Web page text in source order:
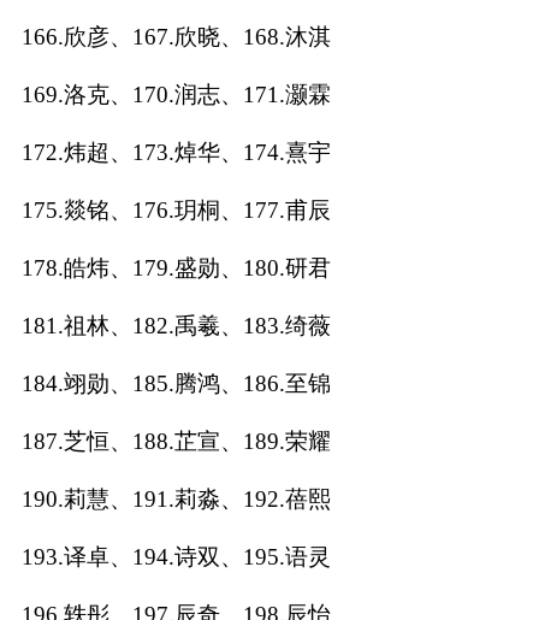
166.欣彦、167.欣晓、168.沐淇
169.洛克、170.润志、171.灏霖
172.炜超、173.焯华、174.熹宇
175.燚铭、176.玥桐、177.甫辰
178.皓炜、179.盛勋、180.研君
181.祖林、182.禹羲、183.绮薇
184.翊勋、185.腾鸿、186.至锦
187.芝恒、188.芷宣、189.荣耀
190.莉慧、191.莉淼、192.蓓熙
193.译卓、194.诗双、195.语灵
196.轶彤、197.辰奇、198.辰怡